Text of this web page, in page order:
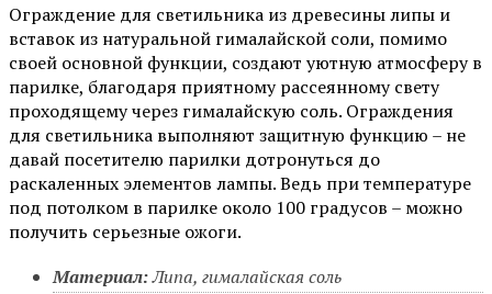
Ограждение для светильника из древесины липы и
вставок из натуральной гималайской соли, помимо
своей основной функции, создают уютную атмосферу в
парилке, благодаря приятному рассеянному свету
проходящему через гималайскую соль. Ограждения
для светильника выполняют защитную функцию – не
давай посетителю парилки дотронуться до
раскаленных элементов лампы. Ведь при температуре
под потолком в парилке около 100 градусов – можно
получить серьезные ожоги.
Материал:Липа, гималайская соль